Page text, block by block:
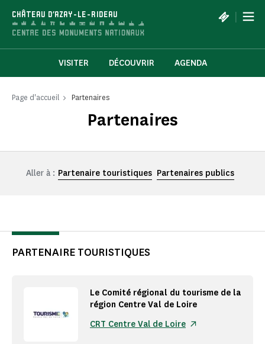
CHÂTEAU D'AZAY-LE-RIDEAU |
VISITER DÉCOUVRIR AGENDA
Page d'accueil Partenaires
Partenaires
Aller à : Partenaire touristiques Partenaires publics
PARTENAIRE TOURISTIQUES
Le Comité régional du tourisme de la
région Centre Val de Loire
CRT Centre Val de Loire